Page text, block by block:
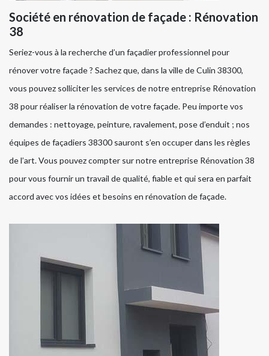
Société en rénovation de façade : Rénovation
38
Seriez-vous à la recherche d’un façadier professionnel pour
rénover votre façade ? Sachez que, dans la ville de Culin 38300,
vous pouvez solliciter les services de notre entreprise Rénovation
38 pour réaliser la rénovation de votre façade. Peu importe vos
demandes : nettoyage, peinture, ravalement, pose d’enduit ; nos
équipes de façadiers 38300 sauront s’en occuper dans les règles
de l’art. Vous pouvez compter sur notre entreprise Rénovation 38
pour vous fournir un travail de qualité, fiable et qui sera en parfait
accord avec vos idées et besoins en rénovation de façade.